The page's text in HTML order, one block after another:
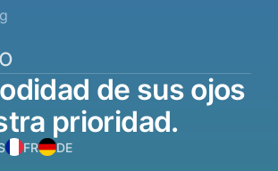
de sus ojos
prioridad.
FR DE